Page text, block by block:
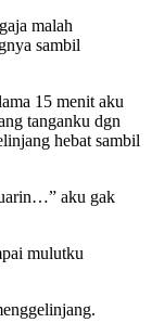
malah
sambil
15 menit aku
tanganku dgn
hebat sambil
aku gak
mulutku